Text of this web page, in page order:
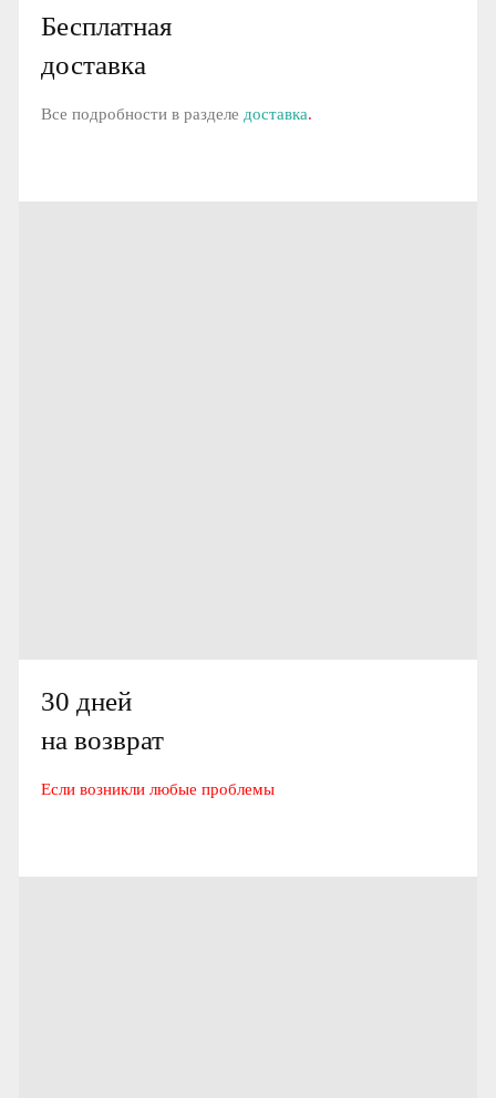
Бесплатная
доставка
Все подробности в разделе доставка.
30 дней
на возврат
Если возникли любые проблемы